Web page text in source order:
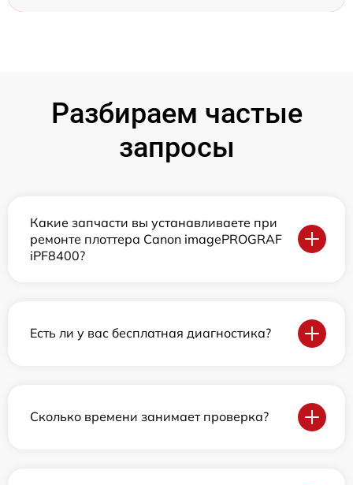
Разбираем частые
запросы
Какие запчасти вы устанавливаете при
ремонте плоттера Canon imagePROGRAF
iPF8400?
Есть ли у вас бесплатная диагностика?
Сколько времени занимает проверка?